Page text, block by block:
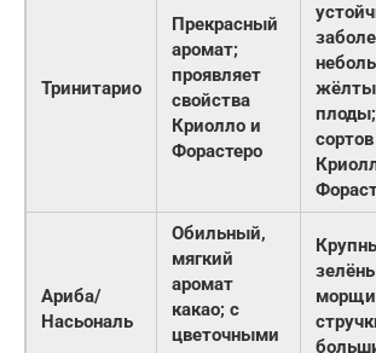
Тринитарио
Прекрасный
аромат;
проявляет
свойства
Криолло и
Форастеро
сортов
Ариба/
Насьональ
Обильный,
мягкий
аромат
какао; с
цветочными